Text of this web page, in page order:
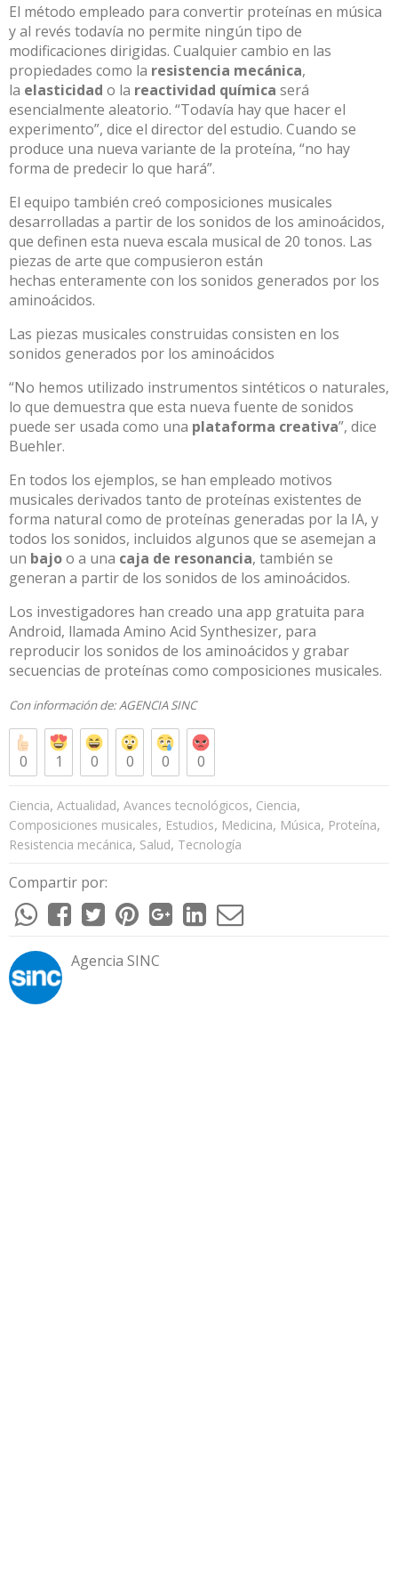
El método empleado para convertir proteínas en música
y al revés todavía no permite ningún tipo de
modificaciones dirigidas. Cualquier cambio en las
propiedades como la resistencia mecánica,
la elasticidad o la reactividad química será
esencialmente aleatorio. “Todavía hay que hacer el
experimento”, dice el director del estudio. Cuando se
produce una nueva variante de la proteína, “no hay
forma de predecir lo que hará”.
El equipo también creó composiciones musicales
desarrolladas a partir de los sonidos de los aminoácidos,
que definen esta nueva escala musical de 20 tonos. Las
piezas de arte que compusieron están
hechas enteramente con los sonidos generados por los
aminoácidos.
Las piezas musicales construidas consisten en los
sonidos generados por los aminoácidos
“No hemos utilizado instrumentos sintéticos o naturales,
lo que demuestra que esta nueva fuente de sonidos
puede ser usada como una plataforma creativa”, dice
Buehler.
En todos los ejemplos, se han empleado motivos
musicales derivados tanto de proteínas existentes de
forma natural como de proteínas generadas por la IA, y
todos los sonidos, incluidos algunos que se asemejan a
un bajoo a una caja de resonancia, también se
generan a partir de los sonidos de los aminoácidos.
Los investigadores han creado una app gratuita para
Android, llamada Amino Acid Synthesizer, para
reproducir los sonidos de los aminoácidos y grabar
secuencias de proteínas como composiciones musicales.
Con información de:AGENCIA SINC
0 1 0 0 0 0
Ciencia, Actualidad, Avances tecnológicos, Ciencia,
Composiciones musicales, Estudios, Medicina, Música, Proteína,
Resistencia mecánica, Salud, Tecnología
Compartir por:
Agencia SINC